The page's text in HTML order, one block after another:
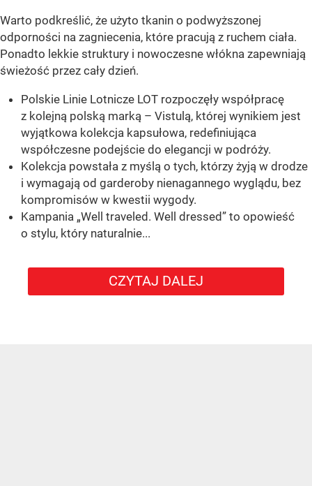
Warto podkreślić, że użyto tkanin o podwyższonej
odporności na zagniecenia, które pracują z ruchem ciała.
Ponadto lekkie struktury i nowoczesne włókna zapewniają
świeżość przez cały dzień.
Polskie Linie Lotnicze LOT rozpoczęły współpracę
z kolejną polską marką – Vistulą, której wynikiem jest
wyjątkowa kolekcja kapsułowa, redefiniująca
współczesne podejście do elegancji w podróży.
Kolekcja powstała z myślą o tych, którzy żyją w drodze
i wymagają od garderoby nienagannego wyglądu, bez
kompromisów w kwestii wygody.
Kampania „Well traveled. Well dressed” to opowieść
o stylu, który naturalnie...
CZYTAJ DALEJ